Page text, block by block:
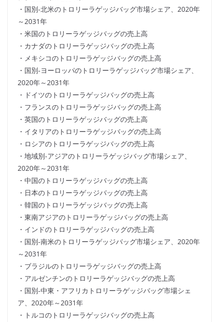
・国別-北米のトロリーラゲッジバッグ市場シェア、2020年
～2031年
・米国のトロリーラゲッジバッグの売上高
・カナダのトロリーラゲッジバッグの売上高
・メキシコのトロリーラゲッジバッグの売上高
・国別-ヨーロッパのトロリーラゲッジバッグ市場シェア、
2020年～2031年
・ドイツのトロリーラゲッジバッグの売上高
・フランスのトロリーラゲッジバッグの売上高
・英国のトロリーラゲッジバッグの売上高
・イタリアのトロリーラゲッジバッグの売上高
・ロシアのトロリーラゲッジバッグの売上高
・地域別-アジアのトロリーラゲッジバッグ市場シェア、
2020年～2031年
・中国のトロリーラゲッジバッグの売上高
・日本のトロリーラゲッジバッグの売上高
・韓国のトロリーラゲッジバッグの売上高
・東南アジアのトロリーラゲッジバッグの売上高
・インドのトロリーラゲッジバッグの売上高
・国別-南米のトロリーラゲッジバッグ市場シェア、2020年
～2031年
・ブラジルのトロリーラゲッジバッグの売上高
・アルゼンチンのトロリーラゲッジバッグの売上高
・国別-中東・アフリカトロリーラゲッジバッグ市場シェ
ア、2020年～2031年
・トルコのトロリーラゲッジバッグの売上高